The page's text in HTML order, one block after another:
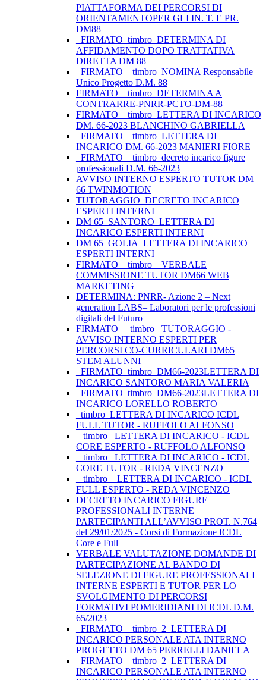
PIATTAFORMA DEI PERCORSI DI
ORIENTAMENTOPER GLI IN. T. E PR.
DM88
_FIRMATO_timbro_DETERMINA DI
AFFIDAMENTO DOPO TRATTATIVA
DIRETTA DM 88
_FIRMATO__timbro_NOMINA Responsabile
Unico Progetto D.M. 88
FIRMATO__timbro_DETERMINA A
CONTRARRE-PNRR-PCTO-DM-88
FIRMATO__timbro_LETTERA DI INCARICO
DM. 66-2023 BLANCHINO GABRIELLA
_FIRMATO__timbro_LETTERA DI
INCARICO DM. 66-2023 MANIERI FIORE
_FIRMATO__timbro_decreto incarico figure
professionali D.M. 66-2023
AVVISO INTERNO ESPERTO TUTOR DM
66 TWINMOTION
TUTORAGGIO_DECRETO INCARICO
ESPERTI INTERNI
DM 65_SANTORO_LETTERA DI
INCARICO ESPERTI INTERNI
DM 65_GOLIA_LETTERA DI INCARICO
ESPERTI INTERNI
FIRMATO _ timbro _ VERBALE
COMMISSIONE TUTOR DM66 WEB
MARKETING
DETERMINA: PNRR- Azione 2 – Next
generation LABS– Laboratori per le professioni
digitali del Futuro
FIRMATO__ timbro _TUTORAGGIO -
AVVISO INTERNO ESPERTI PER
PERCORSI CO-CURRICULARI DM65
STEM ALUNNI
_FIRMATO_timbro_DM66-2023LETTERA DI
INCARICO SANTORO MARIA VALERIA
_FIRMATO_timbro_DM66-2023LETTERA DI
INCARICO LORELLO ROBERTO
_timbro_LETTERA DI INCARICO ICDL
FULL TUTOR - RUFFOLO ALFONSO
_ timbro _LETTERA DI INCARICO - ICDL
CORE ESPERTO - RUFFOLO ALFONSO
_ timbro _LETTERA DI INCARICO - ICDL
CORE TUTOR - REDA VINCENZO
_ timbro _ LETTERA DI INCARICO - ICDL
FULL ESPERTO - REDA VINCENZO
DECRETO INCARICO FIGURE
PROFESSIONALI INTERNE
PARTECIPANTI ALL’AVVISO PROT. N.764
del 29/01/2025 - Corsi di Formazione ICDL
Core e Full
VERBALE VALUTAZIONE DOMANDE DI
PARTECIPAZIONE AL BANDO DI
SELEZIONE DI FIGURE PROFESSIONALI
INTERNE ESPERTI E TUTOR PER LO
SVOLGIMENTO DI PERCORSI
FORMATIVI POMERIDIANI DI ICDL D.M.
65/2023
_FIRMATO__timbro_2_LETTERA DI
INCARICO PERSONALE ATA INTERNO
PROGETTO DM 65 PERRELLI DANIELA
_FIRMATO__timbro_2_LETTERA DI
INCARICO PERSONALE ATA INTERNO